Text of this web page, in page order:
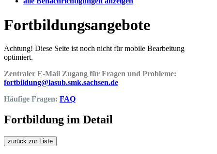
Fortbildungsangebote
Achtung! Diese Seite ist noch nicht für mobile Bearbeitung
optimiert.
Zentraler E-Mail Zugang für Fragen und Probleme:
fortbildung@lasub.smk.sachsen.de
Häufige Fragen: FAQ
Fortbildung im Detail
zurück zur Liste